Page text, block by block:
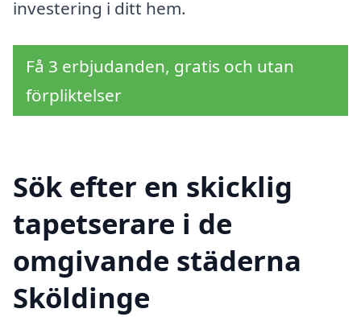
investering i ditt hem.
Få 3 erbjudanden, gratis och utan
förpliktelser
Sök efter en skicklig
tapetserare i de
omgivande städerna
Sköldinge